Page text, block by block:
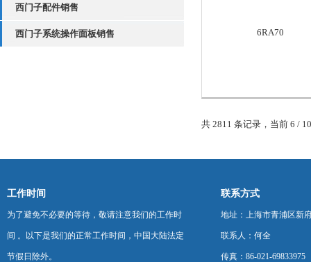
西门子配件销售
西门子系统操作面板销售 6RA70
共 2811 条记录，当前 6 /
工作时间
为了避免不必要的等待，敬请注意我们的工作时
间 。以下是我们的正常工作时间，中国大陆法定
节假日除外。
联系方式
地址：上海市青浦区新
联系人：何全
传真：86-021-69833975